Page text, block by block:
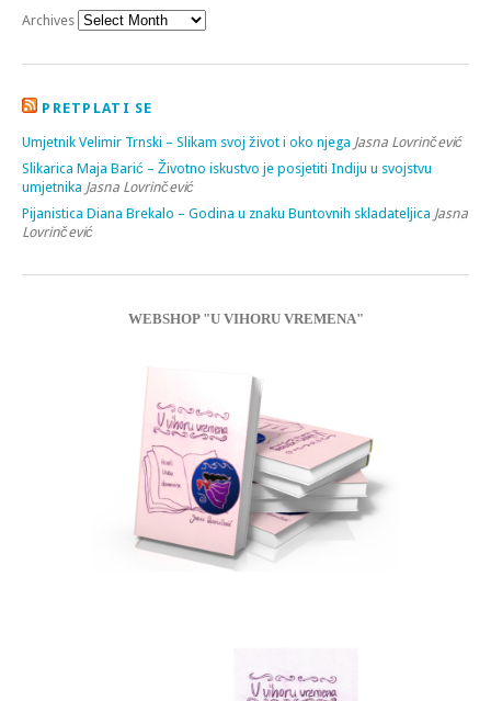
Archives
PRETPLATI SE
Umjetnik Velimir Trnski – Slikam svoj život i oko njega Jasna Lovrinčević
Slikarica Maja Barić – Životno iskustvo je posjetiti Indiju u svojstvu
umjetnika Jasna Lovrinčević
Pijanistica Diana Brekalo – Godina u znaku Buntovnih skladateljica Jasna
Lovrinčević
WEBSHOP "U VIHORU VREMENA"